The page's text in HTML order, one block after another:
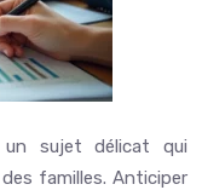
sujet délicat qui
familles. Anticiper